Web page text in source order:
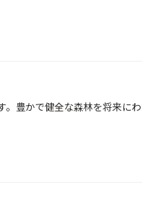
豊かで健全な森林を将来に